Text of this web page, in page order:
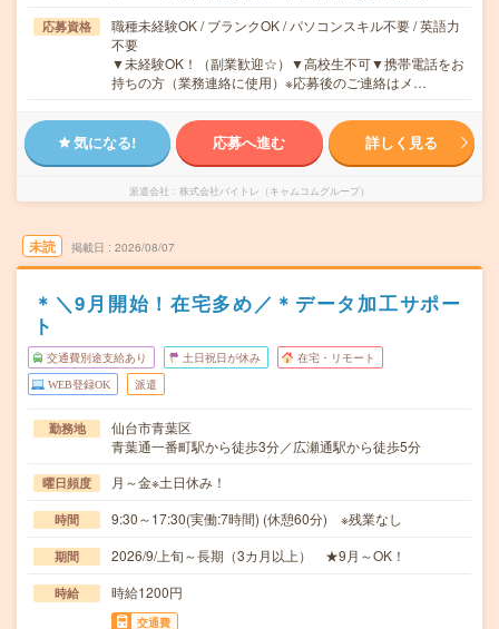
応募資格
職種未経験OK / ブランクOK / パソコンスキル不要 / 英語力
不要
▼未経験OK！（副業歓迎☆）▼高校生不可▼携帯電話をお
持ちの方（業務連絡に使用）※応募後のご連絡はメ…
気になる! 応募へ進む 詳しく見る
派遣会社 株式会社バイトレ（キャムコムグループ）
未読 掲載日 2026/08/07
＊＼9月開始！在宅多め／＊データ加工サポー
ト
交通費別途支給あり 土日祝日が休み 在宅・リモート
WEB登録OK 派遣
勤務地
仙台市青葉区
青葉通一番町駅から徒歩3分／広瀬通駅から徒歩5分
曜日頻度 月～金※土日休み！
時間 9:30～17:30(実働:7時間) (休憩60分) ※残業なし
期間 2026/9/上旬～長期（3カ月以上） ★9月～OK！
時給 時給1200円
交通費